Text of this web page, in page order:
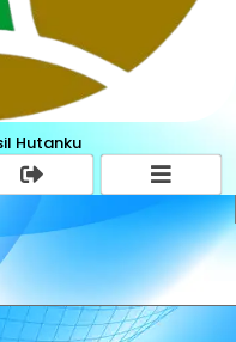
Hutanku